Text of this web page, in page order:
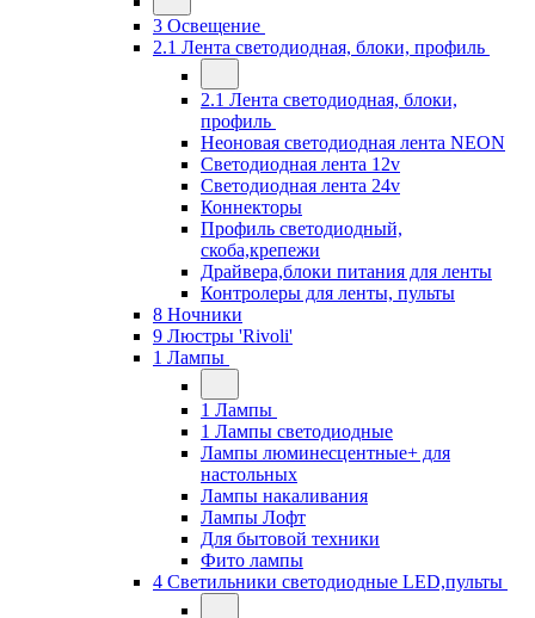
3 Освещение
2.1 Лента светодиодная, блоки, профиль
2.1 Лента светодиодная, блоки,
профиль
Неоновая светодиодная лента NEON
Светодиодная лента 12v
Светодиодная лента 24v
Коннекторы
Профиль светодиодный,
скоба,крепежи
Драйвера,блоки питания для ленты
Контролеры для ленты, пульты
8 Ночники
9 Люстры 'Rivoli'
1 Лампы
1 Лампы
1 Лампы светодиодные
Лампы люминесцентные+ для
настольных
Лампы накаливания
Лампы Лофт
Для бытовой техники
Фито лампы
4 Светильники светодиодные LED,пульты